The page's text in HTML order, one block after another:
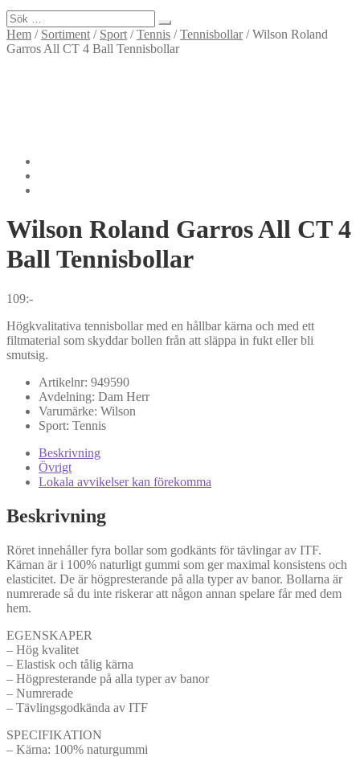
Sök
efter:
Hem / Sortiment / Sport /Tennis /Tennisbollar/Wilson Roland
Garros All CT 4 Ball Tennisbollar
Wilson Roland Garros All CT 4
Ball Tennisbollar
109:-
Högkvalitativa tennisbollar med en hållbar kärna och med ett
filtmaterial som skyddar bollen från att släppa in fukt eller bli
smutsig.
Artikelnr: 949590
Avdelning: Dam Herr
Varumärke: Wilson
Sport: Tennis
Beskrivning
Övrigt
Lokala avvikelser kan förekomma
Beskrivning
Röret innehåller fyra bollar som godkänts för tävlingar av ITF.
Kärnan är i 100% naturligt gummi som ger maximal konsistens och
elasticitet. De är högpresterande på alla typer av banor. Bollarna är
numrerade så du inte riskerar att någon annan spelare får med dem
hem.
EGENSKAPER
– Hög kvalitet
– Elastisk och tålig kärna
– Högpresterande på alla typer av banor
– Numrerade
– Tävlingsgodkända av ITF
SPECIFIKATION
– Kärna: 100% naturgummi